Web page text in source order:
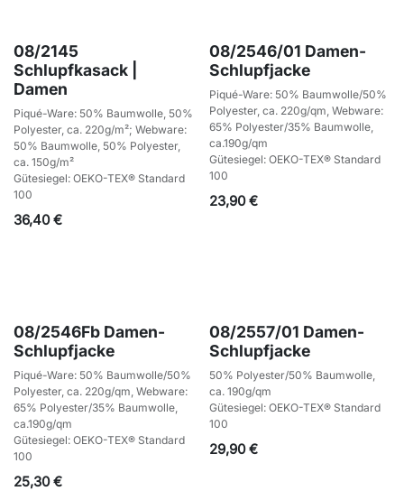
08/2145
Schlupfkasack |
Damen
Piqué-Ware: 50% Baumwolle, 50%
Polyester, ca. 220g/m²; Webware:
50% Baumwolle, 50% Polyester,
ca. 150g/m²
Gütesiegel: OEKO-TEX® Standard
100
36,40€
08/2546/01 Damen-
Schlupfjacke
Piqué-Ware: 50% Baumwolle/50%
Polyester, ca. 220g/qm, Webware:
65% Polyester/35% Baumwolle,
ca.190g/qm
Gütesiegel: OEKO-TEX® Standard
100
23,90€
08/2546Fb Damen-
Schlupfjacke
Piqué-Ware: 50% Baumwolle/50%
Polyester, ca. 220g/qm, Webware:
65% Polyester/35% Baumwolle,
ca.190g/qm
Gütesiegel: OEKO-TEX® Standard
100
25,30€
08/2557/01 Damen-
Schlupfjacke
50% Polyester/50% Baumwolle,
ca. 190g/qm
Gütesiegel: OEKO-TEX® Standard
100
29,90€